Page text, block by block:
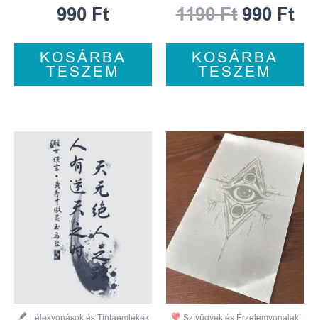
990 Ft
KOSÁRBA
TESZEM
1190Ft990 Ft
KOSÁRBA
TESZEM
Lélekvonások és Tintaemlékek Szívügyek és Érzelemvonalak